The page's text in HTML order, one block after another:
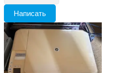
Написать